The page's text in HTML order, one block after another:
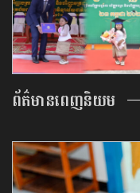
ព័ត៌មានពេញនិយម